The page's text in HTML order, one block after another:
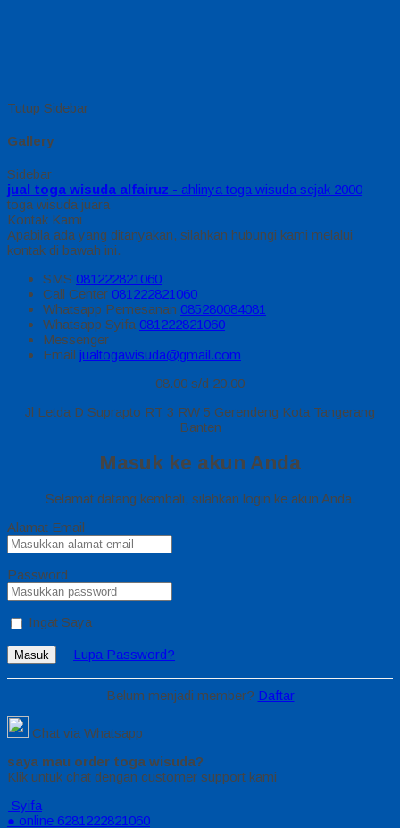
Tutup Sidebar
Gallery
Sidebar
jual toga wisuda alfairuz - ahlinya toga wisuda sejak 2000
toga wisuda juara
Kontak Kami
Apabila ada yang ditanyakan, silahkan hubungi kami melalui
kontak di bawah ini.
SMS 081222821060
Call Center 081222821060
Whatsapp Pemesanan 085280084081
Whatsapp Syifa 081222821060
Messenger
Email jualtogawisuda@gmail.com
08.00 s/d 20.00
Jl Letda D Suprapto RT 3 RW 5 Gerendeng Kota Tangerang
Banten
Masuk ke akun Anda
Selamat datang kembali, silahkan login ke akun Anda.
Alamat Email
Password
Ingat Saya
Masuk Lupa Password?
Belum menjadi member? Daftar
Chat via Whatsapp
saya mau order toga wisuda?
Klik untuk chat dengan customer support kami
Syifa
● online 6281222821060